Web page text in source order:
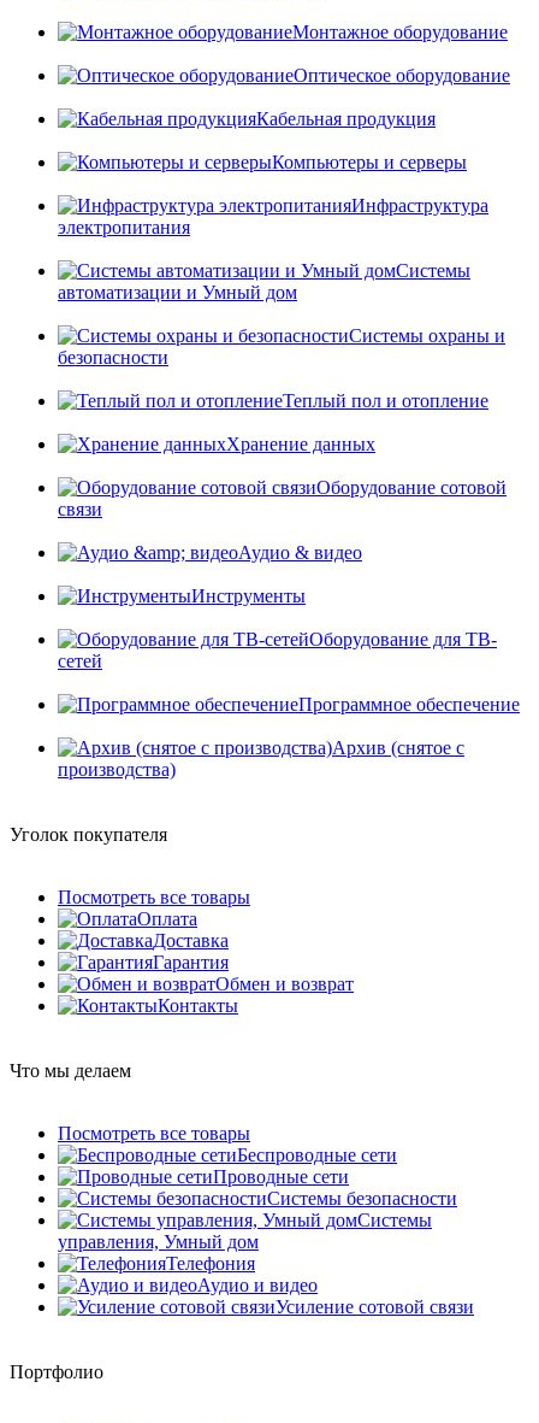
Монтажное оборудование
Оптическое оборудование
Кабельная продукция
Компьютеры и серверы
Инфраструктура
электропитания
Системы
автоматизации и Умный дом
Системы охраны и
безопасности
Теплый пол и отопление
Хранение данных
Оборудование сотовой
связи
Аудио & видео
Инструменты
Оборудование для ТВ-
сетей
Программное обеспечение
Архив (снятое с
производства)
Уголок покупателя
Посмотреть все товары
Оплата
Доставка
Гарантия
Обмен и возврат
Контакты
Что мы делаем
Посмотреть все товары
Беспроводные сети
Проводные сети
Системы безопасности
Системы
управления, Умный дом
Телефония
Аудио и видео
Усиление сотовой связи
Портфолио